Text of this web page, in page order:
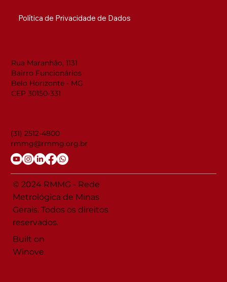
Política de Privacidade de Dados
Rua Maranhão, 1131
Bairro Funcionários
Belo Horizonte - MG
CEP 30150-331
(31) 2512-4800
rmmg@rmmg.org.br
© 2024 RMMG - Rede
Metrológica de Minas
Gerais. Todos os direitos
reservados.
Built on
Winove